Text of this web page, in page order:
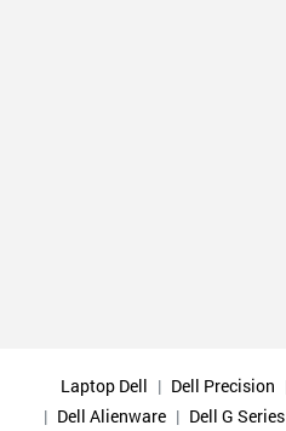
Laptop Dell Dell Precision
Dell Alienware
Dell G Series